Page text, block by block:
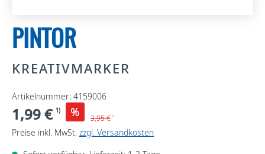
PINTOR
KREATIVMARKER
Artikelnummer: 4159006
1,99 € 1) % 3,95 € 1)
Preise inkl. MwSt. zzgl. Versandkosten